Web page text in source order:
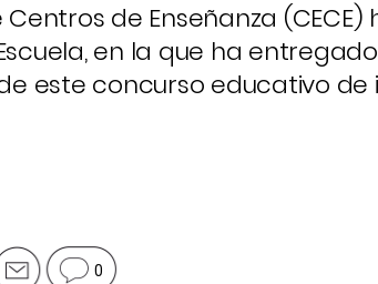
de Enseñanza
en la que ha
este concurso educativo de
0